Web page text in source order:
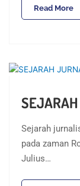
Read More
Sejarah
pada zaman
Julius…